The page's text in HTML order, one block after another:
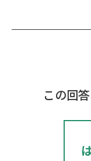
この回